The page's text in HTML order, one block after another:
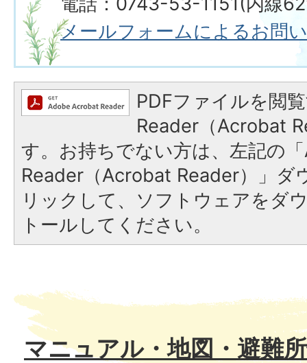
メールフォームによるお問
PDFファイルを閲
Reader（Acrobat
す。お持ちでない方は、左記の
Reader（Acrobat Reader）」ダ
リックして、ソフトウェアをダ
トールしてください。
マニュアル・地図・避難